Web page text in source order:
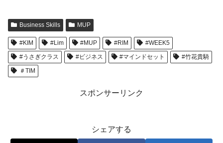
Business Skills MUP
#KIM #Lim #MUP #RIM
#WEEK5
#うさぎクラス
#ビジネス #マインドセット
#竹花貴騎
＃TIM
スポンサーリンク
シェアする